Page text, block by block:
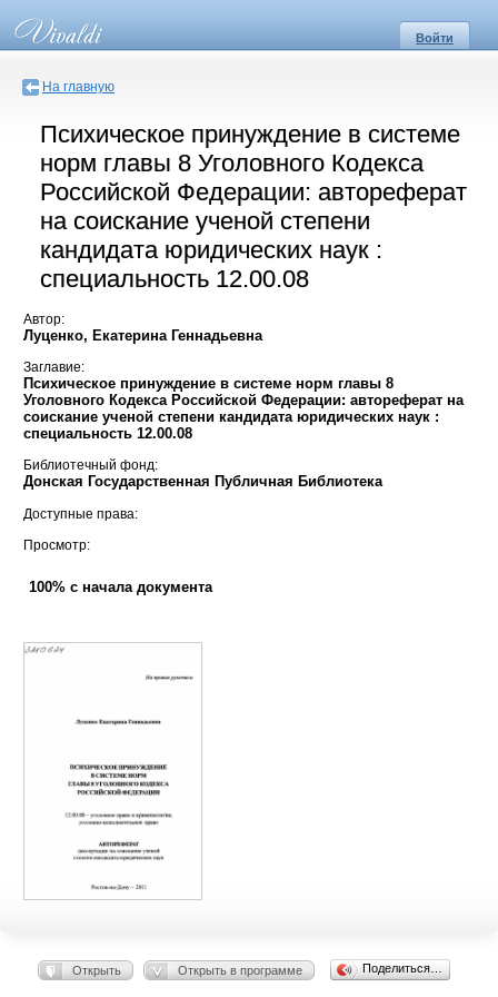
Войти
На главную
Психическое принуждение в системе
норм главы 8 Уголовного Кодекса
Российской Федерации: автореферат
на соискание ученой степени
кандидата юридических наук :
специальность 12.00.08
Автор:
Луценко, Екатерина Геннадьевна
Заглавие:
Психическое принуждение в системе норм главы 8
Уголовного Кодекса Российской Федерации: автореферат на
соискание ученой степени кандидата юридических наук :
специальность 12.00.08
Библиотечный фонд:
Донская Государственная Публичная Библиотека
Доступные права:
Просмотр:
100% с начала документа
Открыть Открыть в программе Поделиться…